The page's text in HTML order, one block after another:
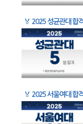
🏅 2025 성균관대 합
🏅 2025 서울여대 합